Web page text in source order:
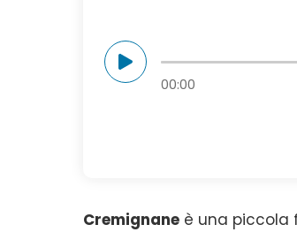
00:00
Cremignane è una piccola